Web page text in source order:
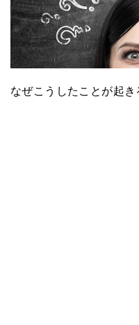
なぜこうしたことが起き